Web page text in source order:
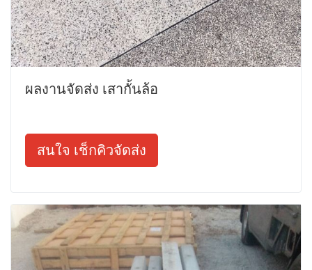
ผลงานจัดส่ง เสากั้นล้อ
สนใจ เช็กคิวจัดส่ง